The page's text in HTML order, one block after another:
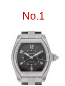
No.1